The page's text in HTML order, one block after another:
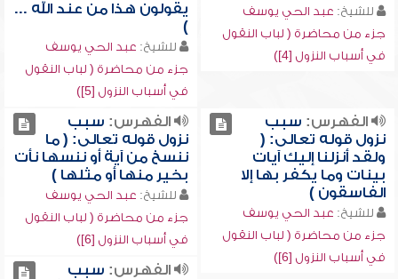
للشيخ: عبد الحي يوسف
جزء من محاضرة ( لباب النقول
في أسباب النزول [4])
يقولون هذا من عند الله ...
)
للشيخ: عبد الحي يوسف
جزء من محاضرة ( لباب النقول
في أسباب النزول [5])
الفهرس: سبب
نزول قوله تعالى: (
ولقد أنزلنا إليك آيات
بينات وما يكفر بها إلا
الفاسقون )
للشيخ: عبد الحي يوسف
جزء من محاضرة ( لباب النقول
في أسباب النزول [6])
الفهرس: سبب
نزول قوله تعالى: ( ما
ننسخ من آية أو ننسها نأت
بخير منها أو مثلها )
للشيخ: عبد الحي يوسف
جزء من محاضرة ( لباب النقول
في أسباب النزول [6])
الفهرس: سبب